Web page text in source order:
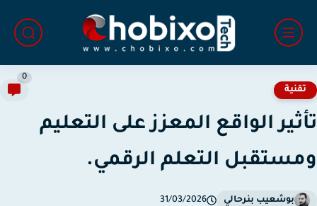
الواقع المعزز على التعليم
التعلم الرقمي.
بوشعيب بنرحالي 31/03/2026